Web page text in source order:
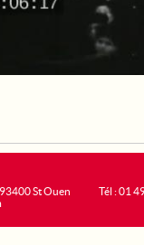
St Ouen
Tél : 01